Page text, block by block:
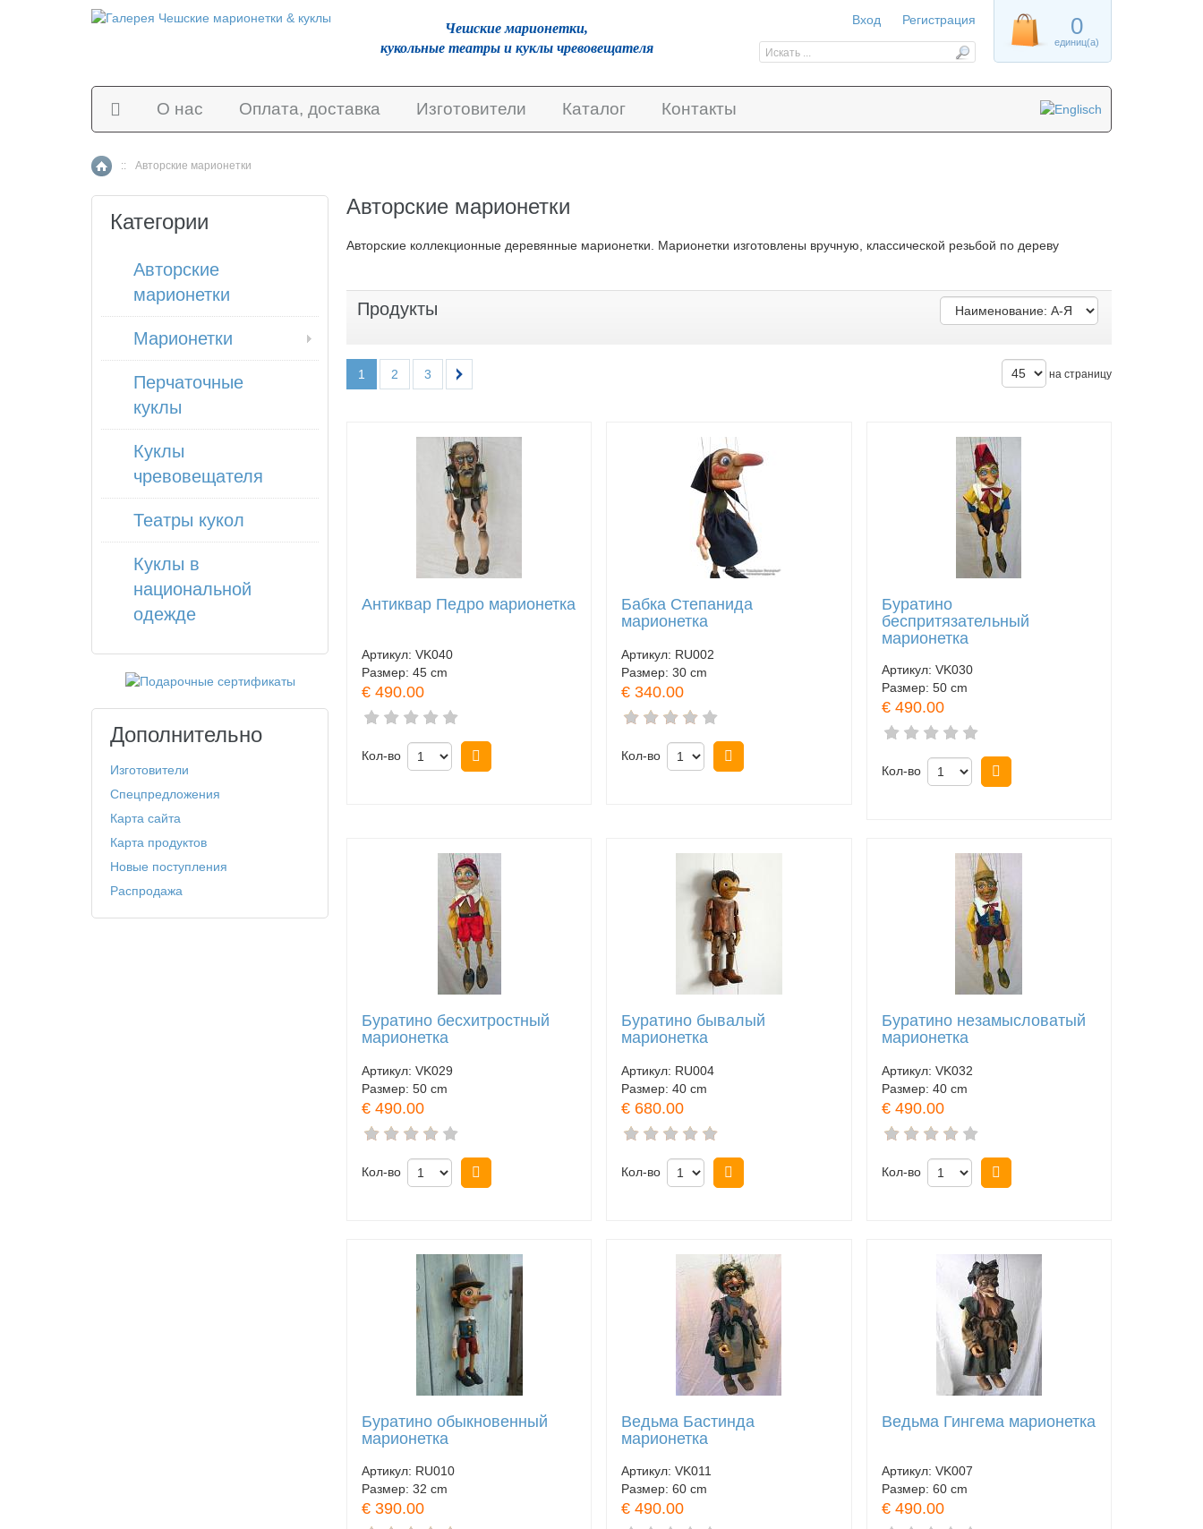
О нас Оплата, доставка Изготовители Каталог Контакты
Главная страница
:: Авторские марионетки
Авторские марионетки
Авторские коллекционные деревянные марионетки. Марионетки изготовлены вручную, классической резьбой по дереву
Продукты
1 2 3 на страницу
Антиквар Педро марионетка
Артикул: VK040
Размер: 45 cm
€ 490.00
Кол-во
Бабка Степанида
марионетка
Артикул: RU002
Размер:30 cm
€ 340.00
Кол-во
Буратино
беспритязательный
марионетка
Артикул: VK030
Размер: 50 cm
€ 490.00
Кол-во
Буратино бесхитростный
марионетка
Артикул: VK029
Размер: 50 cm
€ 490.00
Кол-во
Буратино бывалый
марионетка
Артикул: RU004
Размер:40 cm
€ 680.00
Кол-во
Буратино незамысловатый
марионетка
Артикул: VK032
Размер: 40 cm
€ 490.00
Кол-во
Буратино обыкновенный
марионетка
Артикул: RU010
Размер: 32 cm
€ 390.00
Ведьма Бастинда
марионетка
Артикул:VK011
Размер:60 cm
€ 490.00
Ведьма Гингема марионетка
Артикул: VK007
Размер: 60 cm
€ 490.00
Категории
Авторские
марионетки
Марионетки
Перчаточные
куклы
Куклы
чревовещателя
Театры кукол
Куклы в
национальной
одежде
Дополнительно
Изготовители
Спецпредложения
Карта сайта
Карта продуктов
Новые поступления
Распродажа
Чешскиe марионетки,
кукольные театры и куклы чревовещателя
0
единиц(а)
Вход Регистрация